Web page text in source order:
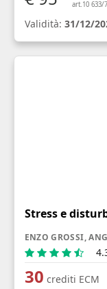
art.10 633/
Validità: 31/12/
Stress e
ENZO GROSSI,
30 crediti ECM